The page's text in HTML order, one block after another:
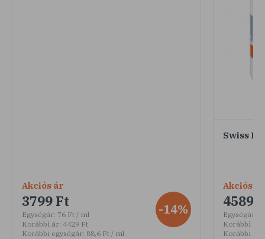
Akciós ár
3799 Ft
Egységár: 76 Ft / ml
Korábbi ár: 4429 Ft
Korábbi egységár: 88,6 Ft / ml
-14%
Swiss
Akciós ár
4589
Egységár:
Korábbi ár:
Korábbi